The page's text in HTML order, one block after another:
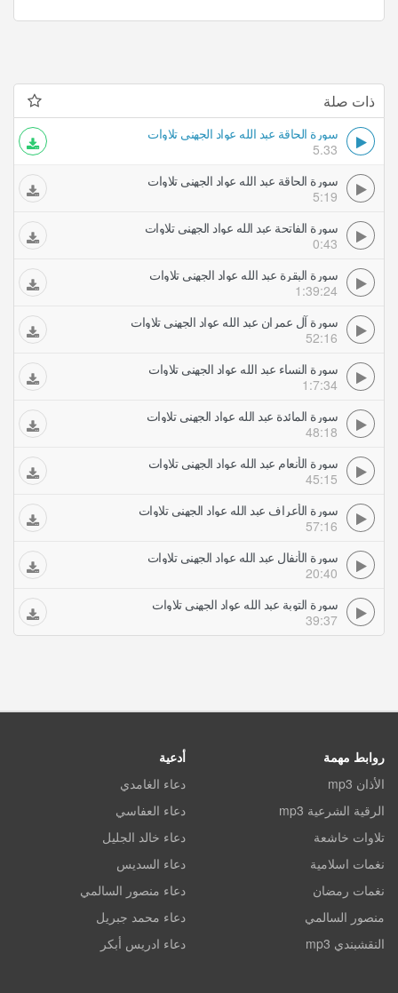
ذات صلة
سورة الحاقة عبد الله عواد الجهني تلاوات
5.33
سورة الحاقة عبد الله عواد الجهني تلاوات
5:19
سورة الفاتحة عبد الله عواد الجهني تلاوات
0:43
سورة البقرة عبد الله عواد الجهني تلاوات
1:39:24
سورة آل عمران عبد الله عواد الجهني تلاوات
52:16
سورة النساء عبد الله عواد الجهني تلاوات
1:7:34
سورة المائدة عبد الله عواد الجهني تلاوات
48:18
سورة الأنعام عبد الله عواد الجهني تلاوات
45:15
سورة الأعراف عبد الله عواد الجهني تلاوات
57:16
سورة الأنفال عبد الله عواد الجهني تلاوات
20:40
سورة التوبة عبد الله عواد الجهني تلاوات
39:37
روابط مهمة
الأذان mp3
الرقية الشرعية mp3
تلاوات خاشعة
نغمات اسلامية
نغمات رمضان
منصور السالمي
النقشبندي mp3
أدعية
دعاء الغامدي
دعاء العفاسي
دعاء خالد الجليل
دعاء السديس
دعاء منصور السالمي
دعاء محمد جبريل
دعاء ادريس أبكر